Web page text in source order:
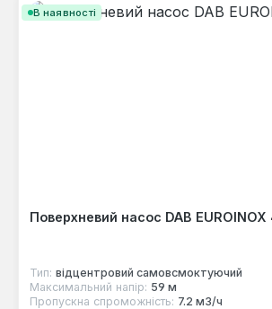
В наявності
Поверхневий насос DAB
Тип: відцентровий самовсмоктуючий
Максимальний напір: 59 м
Пропускна спроможність: 7.2 м3/ч